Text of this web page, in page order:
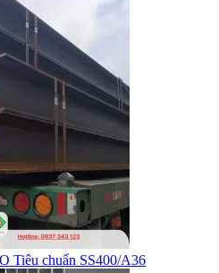
Tiêu chuẩn SS400/A36